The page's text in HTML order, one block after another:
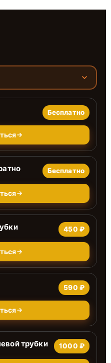
Бесплатно
Бесплатно
450 ₽
590 ₽
трубки 1000 ₽